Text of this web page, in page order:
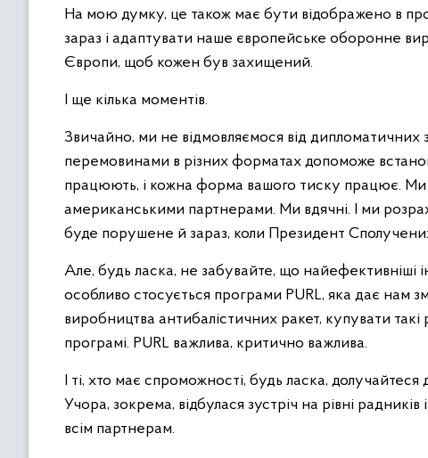
На мою думку, це також має бути відображено в
зараз і адаптувати наше європейське оборонне
Європи, щоб кожен був захищений.
І ще кілька моментів.
Звичайно, ми не відмовляємося від дипломатичних
перемовинами в різних форматах допоможе
працюють, і кожна форма вашого тиску працює.
американськими партнерами. Ми вдячні. І ми
буде порушене й зараз, коли Президент
Але, будь ласка, не забувайте, що найефективніші
особливо стосується програми PURL, яка дає нам
виробництва антибалістичних ракет, купувати
програмі. PURL важлива, критично важлива.
І ті, хто має спроможності, будь ласка, долучайтеся
Учора, зокрема, відбулася зустріч на рівні
всім партнерам.